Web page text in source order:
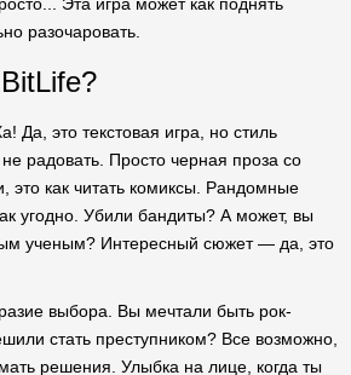
разочаровать.
Да, это текстовая игра, но стиль
радовать. Просто черная проза со
как читать комиксы. Рандомные
угодно. Убили бандиты? А может, вы
ученым? Интересный сюжет — да, это
выбора. Вы мечтали быть рок-
стать преступником? Все возможно,
решения. Улыбка на лице, когда ты